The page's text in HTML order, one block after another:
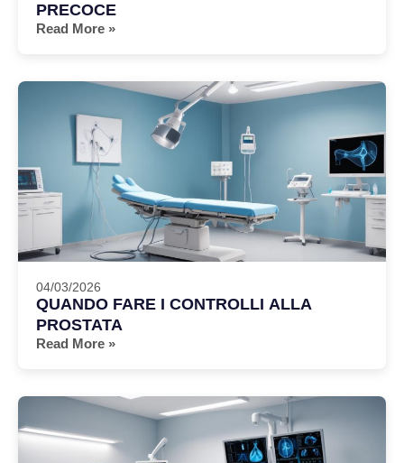
PRECOCE
Read More »
04/03/2026
QUANDO FARE I CONTROLLI ALLA
PROSTATA
Read More »